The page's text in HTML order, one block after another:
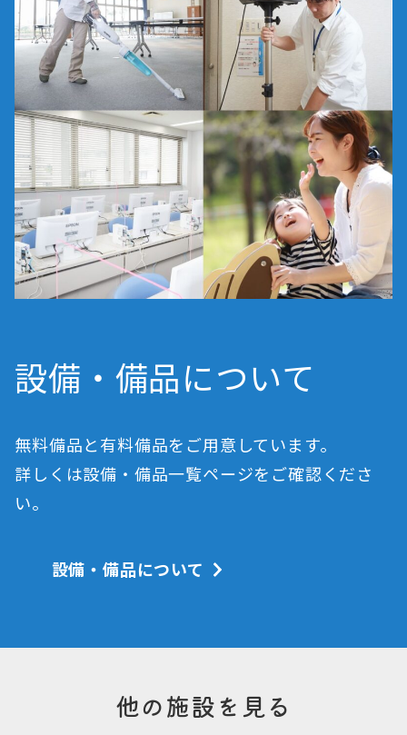
設備・備品について
無料備品と有料備品をご用意しています。
詳しくは設備・備品一覧ページをご確認くださ
い。
設備・備品について
他の施設を見る